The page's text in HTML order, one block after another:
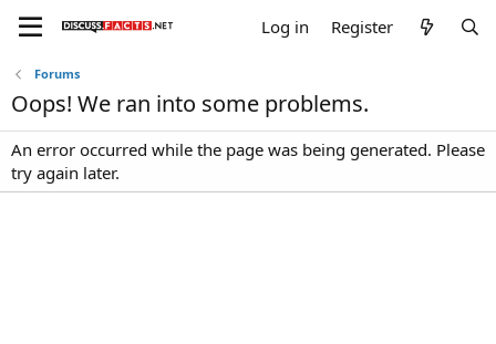
Log in Register
Forums
Oops! We ran into some problems.
An error occurred while the page was being generated. Please
try again later.